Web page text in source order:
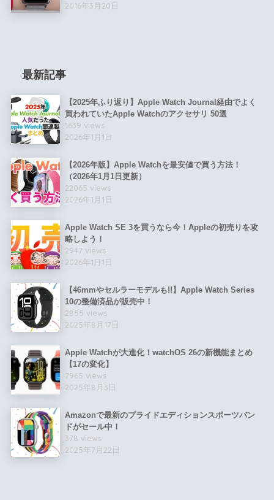
2016年3月20日
最新記事
【2025年ふり返り】Apple Watch Journal経由でよく
買われていたApple Watchのアクセサリ 50選
1639 views
2026年1月1日
【2026年版】Apple Watchを最安値で買う方法！
（2026年1月1日更新）
22065 views
2026年1月1日
Apple Watch SE 3を買うなら今！Appleの初売りを攻
略しよう！
2947 views
2026年1月1日
【46mmやセルラーモデルも!!】Apple Watch Series
10の整備済品が販売中！
2855 views
2025年8月17日
Apple Watchが大進化！watchOS 26の新機能まとめ
【17の変化】
7965 views
2025年8月3日
Amazonで最新のプライドエディションスポーツバン
ドがセール中！
378 views
2025年7月22日